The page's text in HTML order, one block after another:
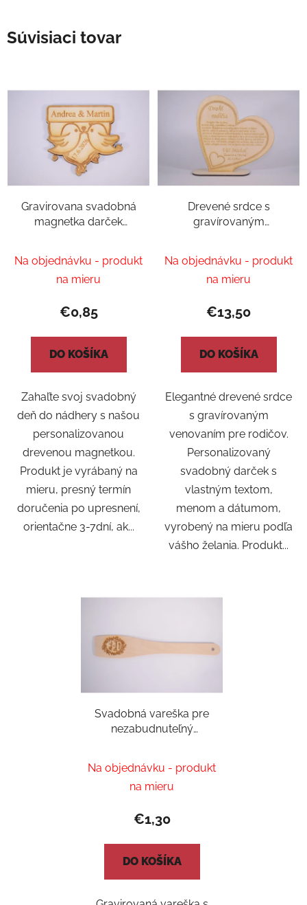
Súvisiaci tovar
Gravirovana svadobná
magnetka darček
Na objednávku - produkt
na mieru
€0,85
DO KOŠÍKA
Zahaľte svoj svadobný
deň do nádhery s našou
personalizovanou
drevenou magnetkou.
Produkt je vyrábaný na
mieru, presný termín
doručenia po upresnení,
orientačne 3-7dní, ak...
Drevené srdce s
gravírovaným
svadobný darček
Na objednávku - produkt
na mieru
€13,50
DO KOŠÍKA
Elegantné drevené srdce
s gravírovaným
venovaním pre rodičov.
Personalizovaný
svadobný darček s
vlastným textom,
menom a dátumom,
vyrobený na mieru podľa
vášho želania. Produkt...
Svadobná vareška pre
nezabudnuteľný
Na objednávku - produkt
na mieru
€1,30
DO KOŠÍKA